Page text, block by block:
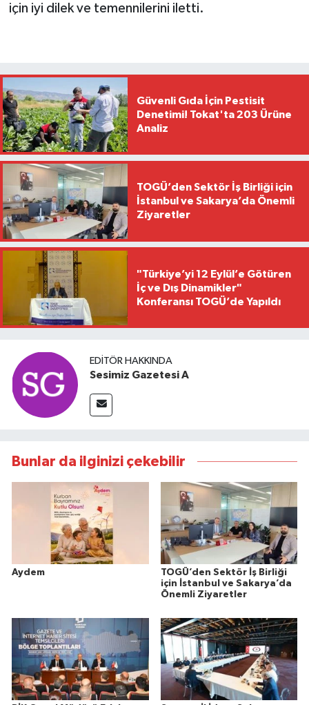
için iyi dilek ve temennilerini iletti.
Güvenli Gıda İçin Pestisit
Denetimi! Tokat'ta 203 Ürüne
Analiz
TOGÜ’den Sektör İş Birliği için
İstanbul ve Sakarya’da Önemli
Ziyaretler
"Türkiye’yi 12 Eylül’e Götüren
İç ve Dış Dinamikler"
Konferansı TOGÜ’de Yapıldı
EDITÖR HAKKINDA
Sesimiz Gazetesi A
Bunlar da ilginizi çekebilir
Aydem
TOGÜ’den Sektör İş Birliği
için İstanbul ve Sakarya’da
Önemli Ziyaretler